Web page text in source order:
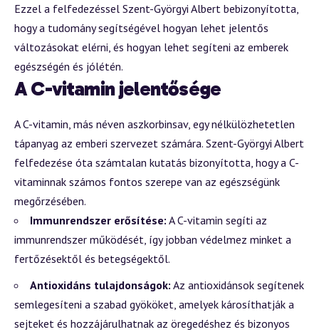
Ezzel a felfedezéssel Szent-Györgyi Albert bebizonyította,
hogy a tudomány segítségével hogyan lehet jelentős
változásokat elérni, és hogyan lehet segíteni az emberek
egészségén és jólétén.
A C-vitamin jelentősége
A C-vitamin, más néven aszkorbinsav, egy nélkülözhetetlen
tápanyag az emberi szervezet számára. Szent-Györgyi Albert
felfedezése óta számtalan kutatás bizonyította, hogy a C-
vitaminnak számos fontos szerepe van az egészségünk
megőrzésében.
Immunrendszer erősítése: A C-vitamin segíti az
immunrendszer működését, így jobban védelmez minket a
fertőzésektől és betegségektől.
Antioxidáns tulajdonságok: Az antioxidánsok segítenek
semlegesíteni a szabad gyököket, amelyek károsíthatják a
sejteket és hozzájárulhatnak az öregedéshez és bizonyos